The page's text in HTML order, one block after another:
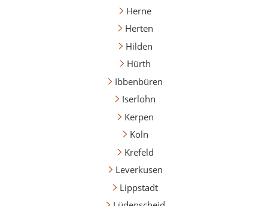
Herne
Herten
Hilden
Hürth
Ibbenbüren
Iserlohn
Kerpen
Köln
Krefeld
Leverkusen
Lippstadt